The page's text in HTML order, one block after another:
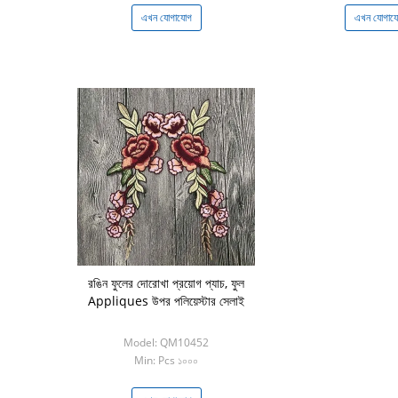
এখন যোগাযোগ এখন
রঙিন ফুলের দোরোখা প্রয়োগ প্যাচ, ফুল
Appliques উপর পলিয়েস্টার সেলাই
Model: QM10452
Min: Pcs ১০০০